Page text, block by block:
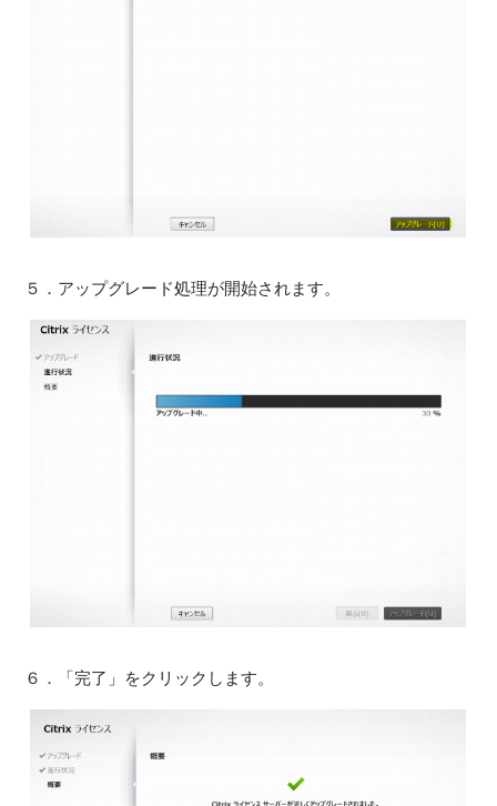
５．アップグレード処理が開始されます。
６．「完了」をクリックします。